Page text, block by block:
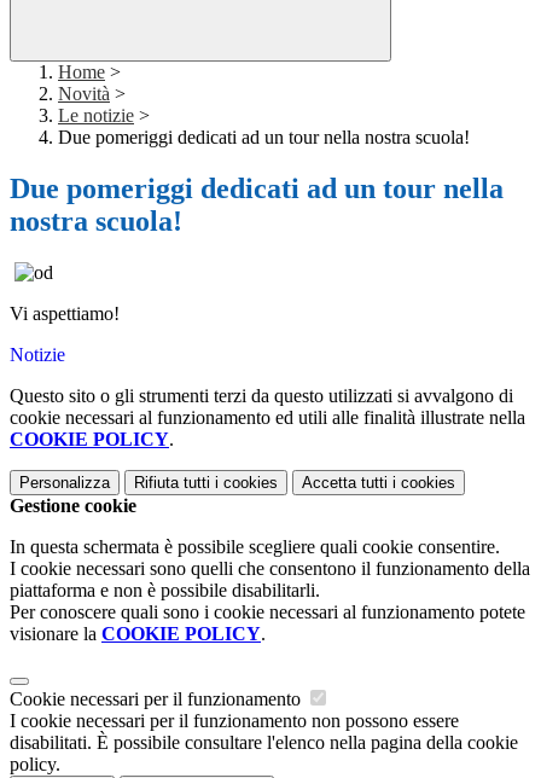
Home >
Novità >
Le notizie >
Due pomeriggi dedicati ad un tour nella nostra scuola!
Due pomeriggi dedicati ad un tour nella
nostra scuola!
Vi aspettiamo!
Notizie
Questo sito o gli strumenti terzi da questo utilizzati si avvalgono di
cookie necessari al funzionamento ed utili alle finalità illustrate nella
COOKIE POLICY.
Personalizza Rifiuta tutti i cookies Accetta tutti i cookies
Gestione cookie
In questa schermata è possibile scegliere quali cookie consentire.
I cookie necessari sono quelli che consentono il funzionamento della
piattaforma e non è possibile disabilitarli.
Per conoscere quali sono i cookie necessari al funzionamento potete
visionare la COOKIE POLICY.
Cookie necessari per il funzionamento
I cookie necessari per il funzionamento non possono essere
disabilitati. È possibile consultare l'elenco nella pagina della cookie
policy.